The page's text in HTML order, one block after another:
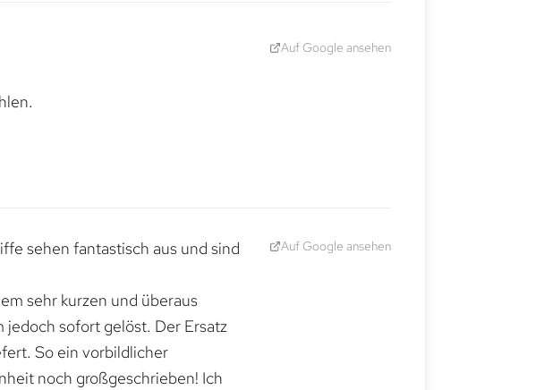
Auf Google ansehen
sehen fantastisch aus und sind
sehr kurzen und überaus
jedoch sofort gelöst. Der Ersatz
So ein vorbildlicher
noch großgeschrieben! Ich
Auf Google ansehen